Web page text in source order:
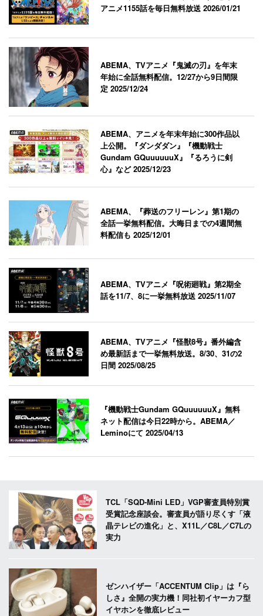
アニメ1155話を毎日無料放送2026/01/21
ABEMA、TVアニメ『鬼滅の刃』を年末
年始に全話無料配信。12/27から9日間限
定2025/12/24
ABEMA、アニメを年末年始に300作品以
上公開。『ダンダダン』『機動戦士
Gundam GQuuuuuuX』『るろうに剣
心』など2025/12/23
ABEMA、『葬送のフリーレン』第1期の
全話一挙無料配信。大晦日までの4週間無
料配信も2025/12/01
ABEMA、TVアニメ『呪術廻戦』第2期全
話を11/7、8に一挙無料放送2025/11/07
ABEMA、TVアニメ『怪獣8号』番外編含
め最新話まで一挙無料放送。8/30、31の2
日間2025/08/25
『機動戦士Gundam GQuuuuuuX』無料
ネット配信は今日22時から。ABEMA／
Leminoにて2025/04/13
TCL「SQD-Mini LED」VGP審査員特別賞
受賞記念座談会。審査員が語り尽くす「液
晶テレビの進化」と、X11L／C8L／C7Lの
実力
ゼンハイザー「ACCENTUM Clip」は『ら
しさ』全開の実力機！同社初イヤーカフ型
イヤホンを徹底レビュー